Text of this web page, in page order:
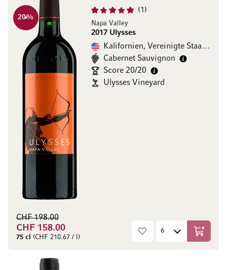
1
Napa Valley
2017 Ulysses
20%
Kalifornien, Vereinigte Staaten
Cabernet Sauvignon
Score 20/20
Ulysses Vineyard
CHF 158.00
CHF 198.00
75 cl (CHF 210.67 / l) In den